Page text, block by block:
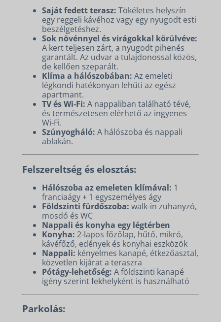
Saját fedett terasz: Tökéletes helyszín
egy reggeli kávéhoz vagy egy nyugodt esti
beszélgetéshez.
Sok növénnyel és virágokkal körülvéve:
A kert teljesen zárt, a nyugodt pihenés
garantált. Az udvar a tulajdonossal közös,
de kellően szeparált.
Klíma a hálószobában: Az emeleti
légkondi hatékonyan lehűti az egész
apartmant.
TV és Wi-Fi: A nappaliban található tévé,
és természetesen elérhető az ingyenes
Wi-Fi.
Szúnyogháló: A hálószoba és nappali
ablakán.
Felszereltség és elosztás:
Hálószoba az emeleten klímával: 1
franciaágy + 1 egyszemélyes ágy
Földszinti fürdőszoba: walk-in zuhanyzó,
mosdó és WC
Nappali és konyha egy légtérben
Konyha: 2-lapos főzőlap, hűtő, mikró,
kávéfőző, edények és konyhai eszközök
Nappali: kényelmes kanapé, étkezőasztal,
közvetlen kijárat a teraszra
Pótágy-lehetőség: A földszinti kanapé
igény szerint fekhelyként is használható
Parkolás: